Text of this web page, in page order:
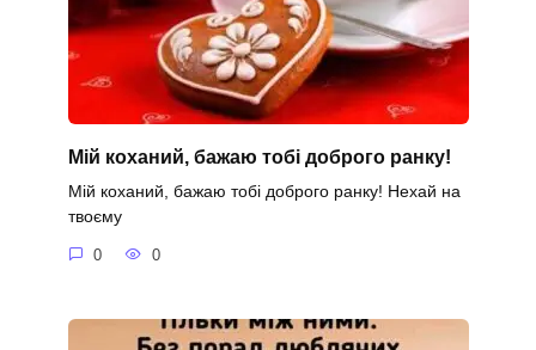
Мій коханий, бажаю тобі доброго ранку!
Мій коханий, бажаю тобі доброго ранку! Нехай на
твоєму
0 0